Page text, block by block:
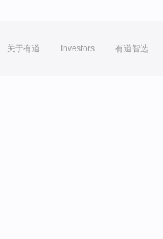
关于有道 Investors 有道智选